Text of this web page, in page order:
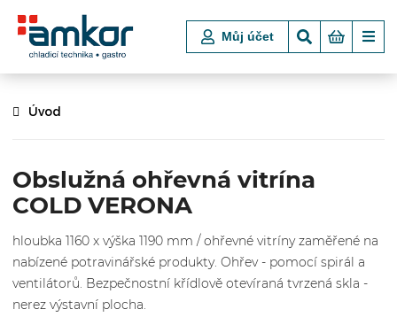
Můj účet
Úvod
Obslužná ohřevná vitrína
COLD VERONA
hloubka 1160 x výška 1190 mm / ohřevné vitríny zaměřené na
nabízené potravinářské produkty. Ohřev - pomocí spirál a
ventilátorů. Bezpečnostní křídlově otevíraná tvrzená skla -
nerez výstavní plocha.